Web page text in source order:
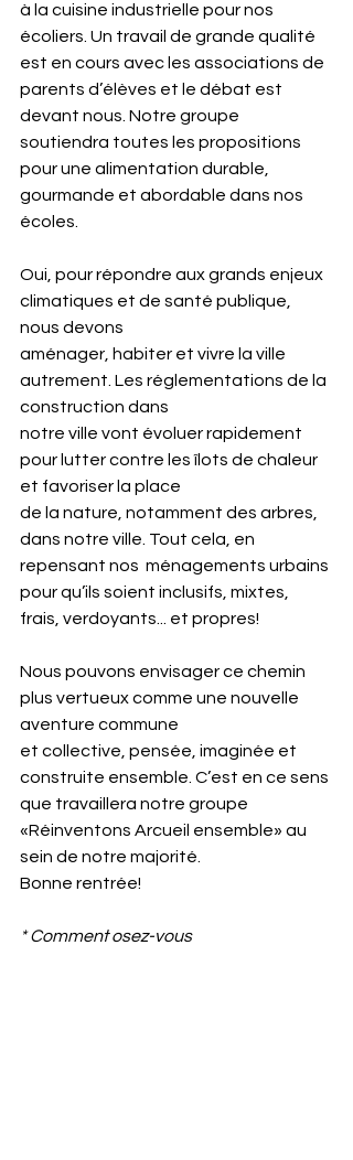
à la cuisine industrielle pour nos
écoliers. Un travail de grande qualité
est en cours avec les associations de
parents d’élèves et le débat est
devant nous. Notre groupe
soutiendra toutes les propositions
pour une alimentation durable,
gourmande et abordable dans nos
écoles.
Oui, pour répondre aux grands enjeux
climatiques et de santé publique,
nous devons
aménager, habiter et vivre la ville
autrement. Les réglementations de la
construction dans
notre ville vont évoluer rapidement
pour lutter contre les îlots de chaleur
et favoriser la place
de la nature, notamment des arbres,
dans notre ville. Tout cela, en
repensant nos  ménagements urbains
pour qu’ils soient inclusifs, mixtes,
frais, verdoyants... et propres!
Nous pouvons envisager ce chemin
plus vertueux comme une nouvelle
aventure commune
et collective, pensée, imaginée et
construite ensemble. C’est en ce sens
que travaillera notre groupe
«Réinventons Arcueil ensemble» au
sein de notre majorité.
Bonne rentrée!
* Comment osez-vous